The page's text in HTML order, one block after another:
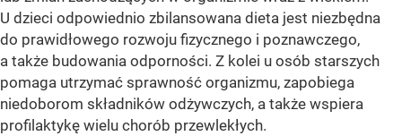
U dzieci odpowiednio zbilansowana dieta jest niezbędna
do prawidłowego rozwoju fizycznego i poznawczego,
a także budowania odporności. Z kolei u osób starszych
pomaga utrzymać sprawność organizmu, zapobiega
niedoborom składników odżywczych, a także wspiera
profilaktykę wielu chorób przewlekłych.